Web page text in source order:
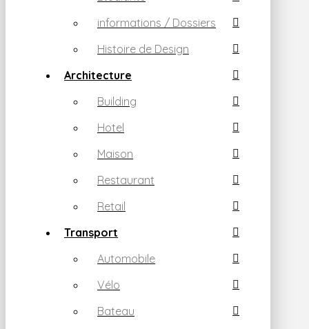
informations / Dossiers
Histoire de Design
Architecture
Building
Hotel
Maison
Restaurant
Retail
Transport
Automobile
Vélo
Bateau